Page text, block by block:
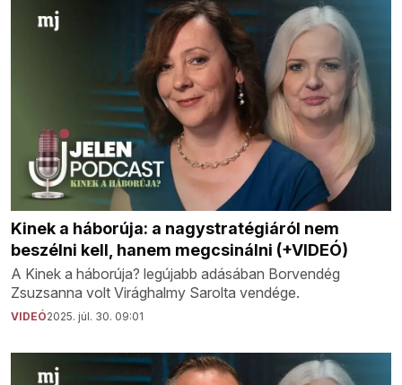
Kinek a háborúja: a nagystratégiáról nem
beszélni kell, hanem megcsinálni (+VIDEÓ)
A Kinek a háborúja? legújabb adásában Borvendég
Zsuzsanna volt Virághalmy Sarolta vendége.
VIDEÓ2025. júl. 30. 09:01